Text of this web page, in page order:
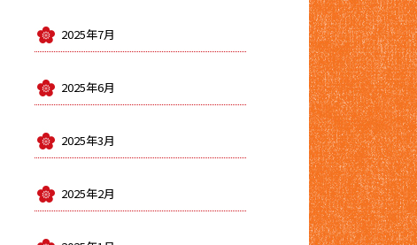
2025年7月
2025年6月
2025年3月
2025年2月